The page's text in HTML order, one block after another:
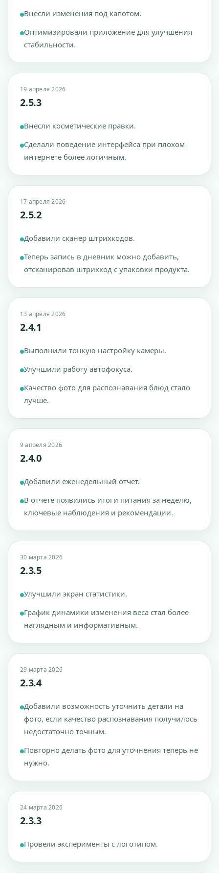
Внесли изменения под капотом.
Оптимизировали приложение для улучшения
стабильности.
19 апреля 2026
2.5.3
Внесли косметические правки.
Сделали поведение интерфейса при плохом
интернете более логичным.
17 апреля 2026
2.5.2
Добавили сканер штрихкодов.
Теперь запись в дневник можно добавить,
отсканировав штрихкод с упаковки продукта.
13 апреля 2026
2.4.1
Выполнили тонкую настройку камеры.
Улучшили работу автофокуса.
Качество фото для распознавания блюд стало
лучше.
9 апреля 2026
2.4.0
Добавили еженедельный отчет.
В отчете появились итоги питания за неделю,
ключевые наблюдения и рекомендации.
30 марта 2026
2.3.5
Улучшили экран статистики.
График динамики изменения веса стал более
наглядным и информативным.
29 марта 2026
2.3.4
Добавили возможность уточнить детали на
фото, если качество распознавания получилось
недостаточно точным.
Повторно делать фото для уточнения теперь не
нужно.
24 марта 2026
2.3.3
Провели эксперименты с логотипом.